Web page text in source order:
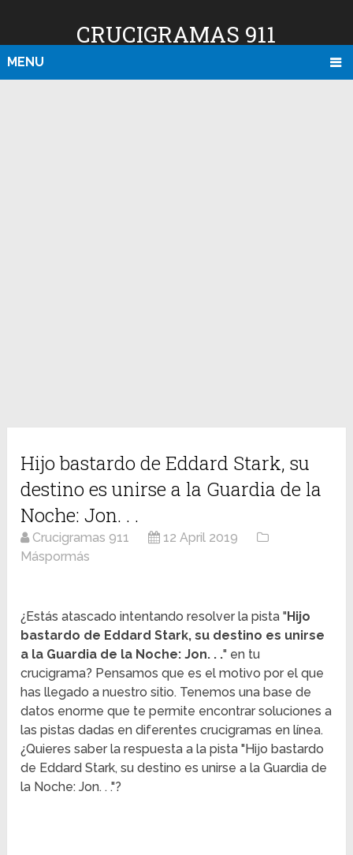
CRUCIGRAMAS 911
MENU
Hijo bastardo de Eddard Stark, su
destino es unirse a la Guardia de la
Noche: Jon. . .
Crucigramas 911
12 April 2019
Máspormás
¿Estás atascado intentando resolver la pista "Hijo
bastardo de Eddard Stark, su destino es unirse
a la Guardia de la Noche: Jon. . ." en tu
crucigrama? Pensamos que es el motivo por el que
has llegado a nuestro sitio. Tenemos una base de
datos enorme que te permite encontrar soluciones a
las pistas dadas en diferentes crucigramas en línea.
¿Quieres saber la respuesta a la pista "Hijo bastardo
de Eddard Stark, su destino es unirse a la Guardia de
la Noche: Jon. . ."?